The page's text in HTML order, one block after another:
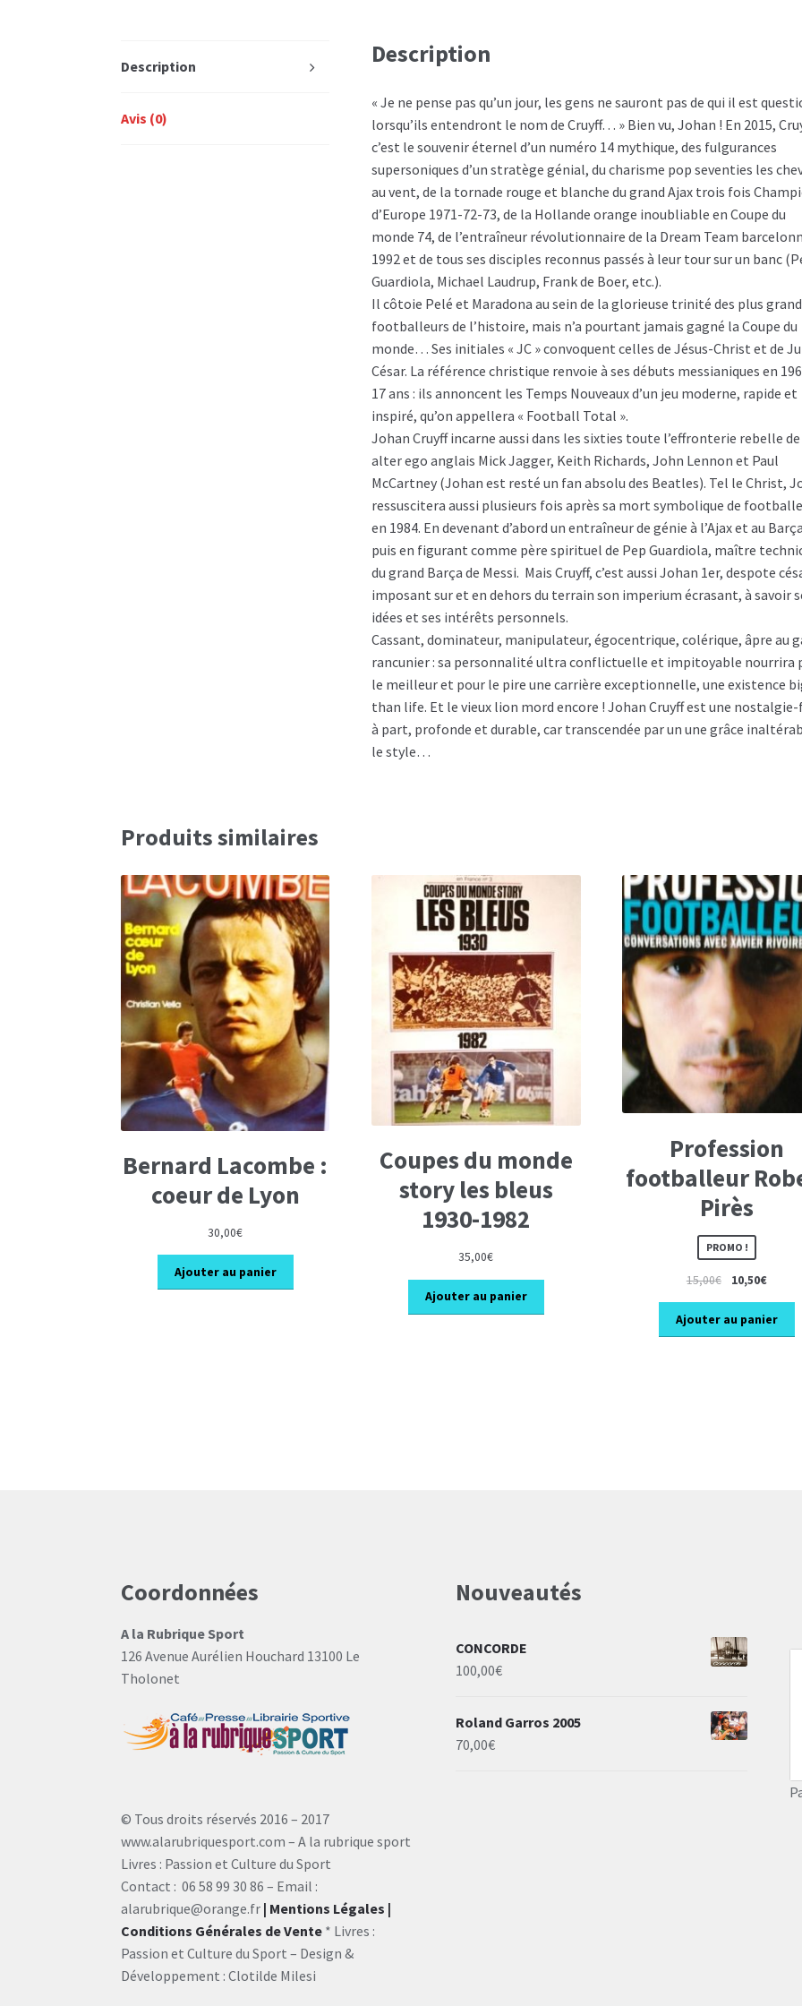
Description
Avis (0)
Description
« Je ne pense pas qu’un jour, les gens ne sauront pas de qui il est
lorsqu’ils entendront le nom de Cruyff… » Bien vu, Johan ! En 2015,
c’est le souvenir éternel d’un numéro 14 mythique, des fulgurances
supersoniques d’un stratège génial, du charisme pop seventies les
au vent, de la tornade rouge et blanche du grand Ajax trois fois
d’Europe 1971-72-73, de la Hollande orange inoubliable en Coupe du
monde 74, de l’entraîneur révolutionnaire de la Dream Team
1992 et de tous ses disciples reconnus passés à leur tour sur un banc
Guardiola, Michael Laudrup, Frank de Boer, etc.).
Il côtoie Pelé et Maradona au sein de la glorieuse trinité des plus
footballeurs de l’histoire, mais n’a pourtant jamais gagné la Coupe du
monde… Ses initiales « JC » convoquent celles de Jésus-Christ et de
César. La référence christique renvoie à ses débuts messianiques en
17 ans : ils annoncent les Temps Nouveaux d’un jeu moderne, rapide et
inspiré, qu’on appellera « Football Total ».
Johan Cruyff incarne aussi dans les sixties toute l’effronterie rebelle de
alter ego anglais Mick Jagger, Keith Richards, John Lennon et Paul
McCartney (Johan est resté un fan absolu des Beatles). Tel le Christ,
ressuscitera aussi plusieurs fois après sa mort symbolique de
en 1984. En devenant d’abord un entraîneur de génie à l’Ajax et au
puis en figurant comme père spirituel de Pep Guardiola, maître
du grand Barça de Messi. Mais Cruyff, c’est aussi Johan 1er, despote
imposant sur et en dehors du terrain son imperium écrasant, à savoir
idées et ses intérêts personnels.
Cassant, dominateur, manipulateur, égocentrique, colérique, âpre au
rancunier : sa personnalité ultra conflictuelle et impitoyable nourrira
le meilleur et pour le pire une carrière exceptionnelle, une existence
than life. Et le vieux lion mord encore ! Johan Cruyff est une
à part, profonde et durable, car transcendée par un une grâce
le style…
Produits similaires
Bernard Lacombe :
coeur de Lyon
30,00€
Ajouter au panier
Coupes du monde
story les bleus
1930-1982
35,00€
Ajouter au panier
Profession
footballeur
Pirès
PROMO !
15,00€
Le
prix
initial
était :
10,50€Le
prix
actuel
est :
Ajouter au panier
Coordonnées
A la Rubrique Sport
126 Avenue Aurélien Houchard 13100 Le
Tholonet
© Tous droits réservés 2016 – 2017
www.alarubriquesport.com – A la rubrique sport
Livres : Passion et Culture du Sport
Contact : 06 58 99 30 86 – Email :
alarubrique@orange.fr | Mentions Légales |
Conditions Générales de Vente* Livres :
Passion et Culture du Sport – Design &
Développement : Clotilde Milesi
Nouveautés
CONCORDE
100,00€
Roland Garros 2005
70,00€